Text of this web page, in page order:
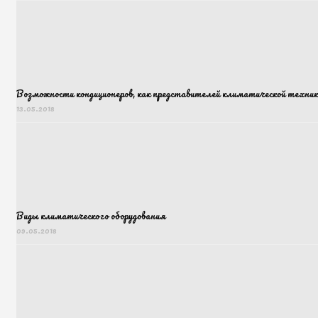
Возможности кондиционеров, как представителей климатической
13.05.2018
Виды климатического оборудования
09.05.2018